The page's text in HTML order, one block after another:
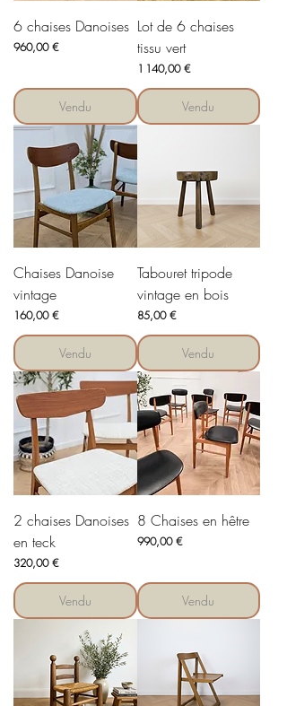
6 chaises Danoises
Prix
960,00 €
Vendu
Lot de 6 chaises
tissu vert
Prix
1 140,00 €
Vendu
Chaises Danoise
vintage
Prix
160,00 €
Vendu
Tabouret tripode
vintage en bois
Prix
85,00 €
Vendu
2 chaises Danoises
en teck
Prix
320,00 €
Vendu
8 Chaises en hêtre
Prix
990,00 €
Vendu